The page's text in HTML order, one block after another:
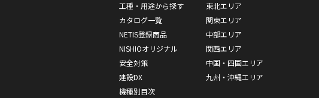
工種・用途から探す
カタログ一覧
NETIS登録商品
NISHIOオリジナル
安全対策
建設DX
機種別目次
東北エリア
関東エリア
中部エリア
関西エリア
中国・四国エリア
九州・沖縄エリア